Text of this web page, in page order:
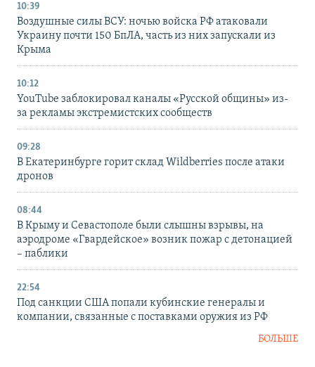
10:39
Воздушные силы ВСУ: ночью войска РФ атаковали
Украину почти 150 БпЛА, часть из них запускали из
Крыма
10:12
YouTube заблокировал каналы «Русской общины» из-
за рекламы экстремистских сообществ
09:28
В Екатеринбурге горит склад Wildberries после атаки
дронов
08:44
В Крыму и Севастополе были слышны взрывы, на
аэродроме «Гвардейское» возник пожар с детонацией
– паблики
22:54
Под санкции США попали кубинские генералы и
компании, связанные с поставками оружия из РФ
БОЛЬШЕ